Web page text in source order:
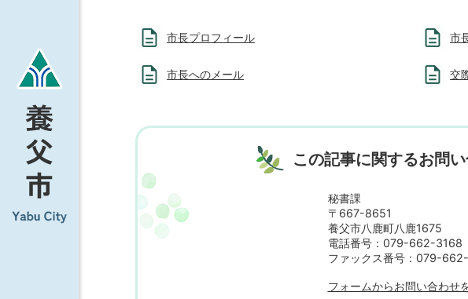
市長プロフィール 市
市長へのメール 交
この記事に関するお問
秘書課
〒667-8651
養父市八鹿町八鹿1675
電話番号：079-662-3168
ファックス番号：079-
フォームからお問い合わせ